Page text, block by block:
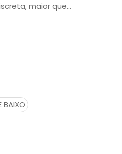
maior que...
BAIXO